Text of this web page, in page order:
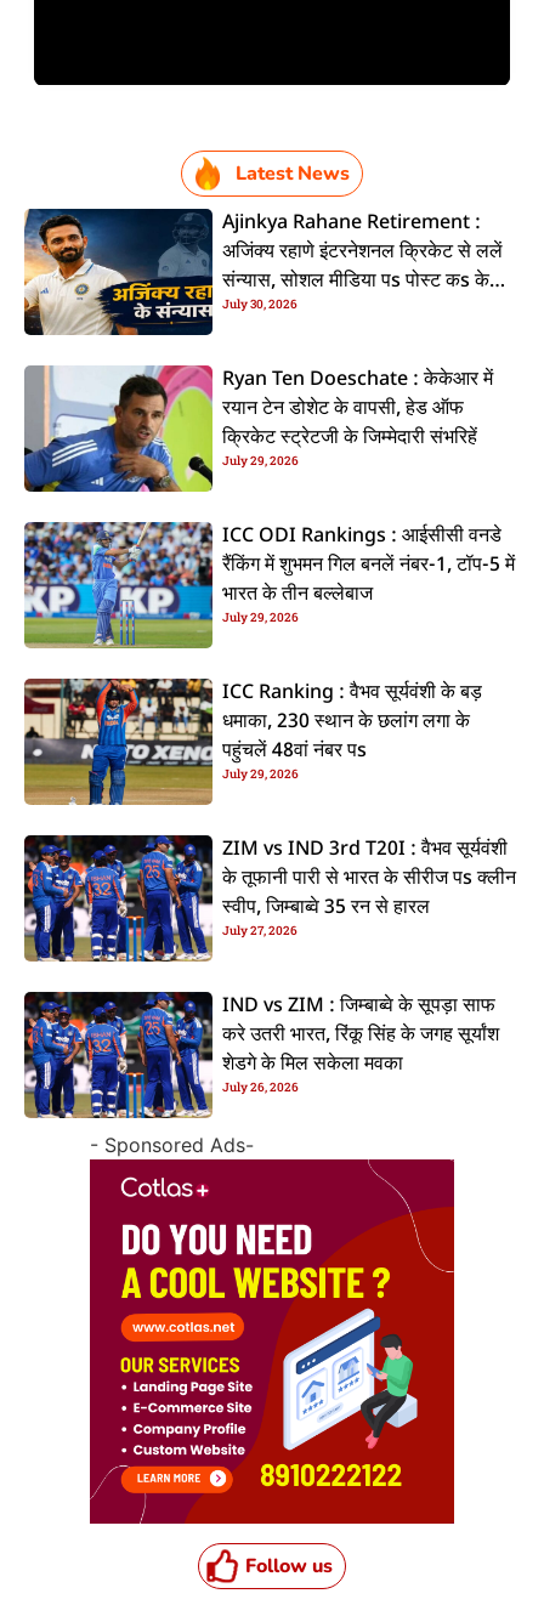
Latest News
Ajinkya Rahane Retirement :
अजिंक्य रहाणे इंटरनेशनल क्रिकेट से ललें
संन्यास, सोशल मीडिया पs पोस्ट कs के
कइलें एलान
July 30, 2026
Ryan Ten Doeschate : केकेआर में
रयान टेन डोशेट के वापसी, हेड ऑफ
क्रिकेट स्ट्रेटजी के जिम्मेदारी संभरिहें
July 29, 2026
ICC ODI Rankings : आईसीसी वनडे
रैंकिंग में शुभमन गिल बनलें नंबर-1, टॉप-5 में
भारत के तीन बल्लेबाज
July 29, 2026
ICC Ranking : वैभव सूर्यवंशी के बड़
धमाका, 230 स्थान के छलांग लगा के
पहुंचलें 48वां नंबर पs
July 29, 2026
ZIM vs IND 3rd T20I : वैभव सूर्यवंशी
के तूफानी पारी से भारत के सीरीज पs क्लीन
स्वीप, जिम्बाब्वे 35 रन से हारल
July 27, 2026
IND vs ZIM : जिम्बाब्वे के सूपड़ा साफ
करे उतरी भारत, रिंकू सिंह के जगह सूर्यांश
शेडगे के मिल सकेला मवका
July 26, 2026
- Sponsored Ads-
Follow us